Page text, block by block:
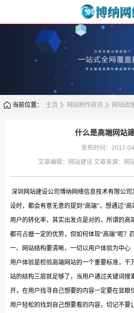
当前位置： 主页 网站制作资讯 网站改
什么是高端网站建
发布时间：2017-
文章编辑：
网站建设 文章来源： 网
深圳网站建设公司 博纳网络信息技术有限公
设时，都会有意无意的提到“高端”，想通过“
用户的转化率，其实出发点是对的，所谓的高
都可占据一定的优势，但如何体现“高端”呢？
一、网站结构要清晰，一切以用户体验为中心
用户体验是检验高端网站的一个重要标准，千
站的结构三层就足够了，当用户通过关键词搜
开，在用户找寻自己想要的内容一定要在显眼
用户轻松的找到自己想要看的内容，切记不要